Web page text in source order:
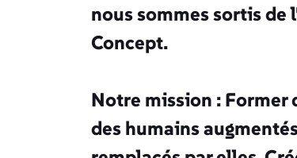
nous sommes sortis de
Concept.
Notre mission : Former
des humains